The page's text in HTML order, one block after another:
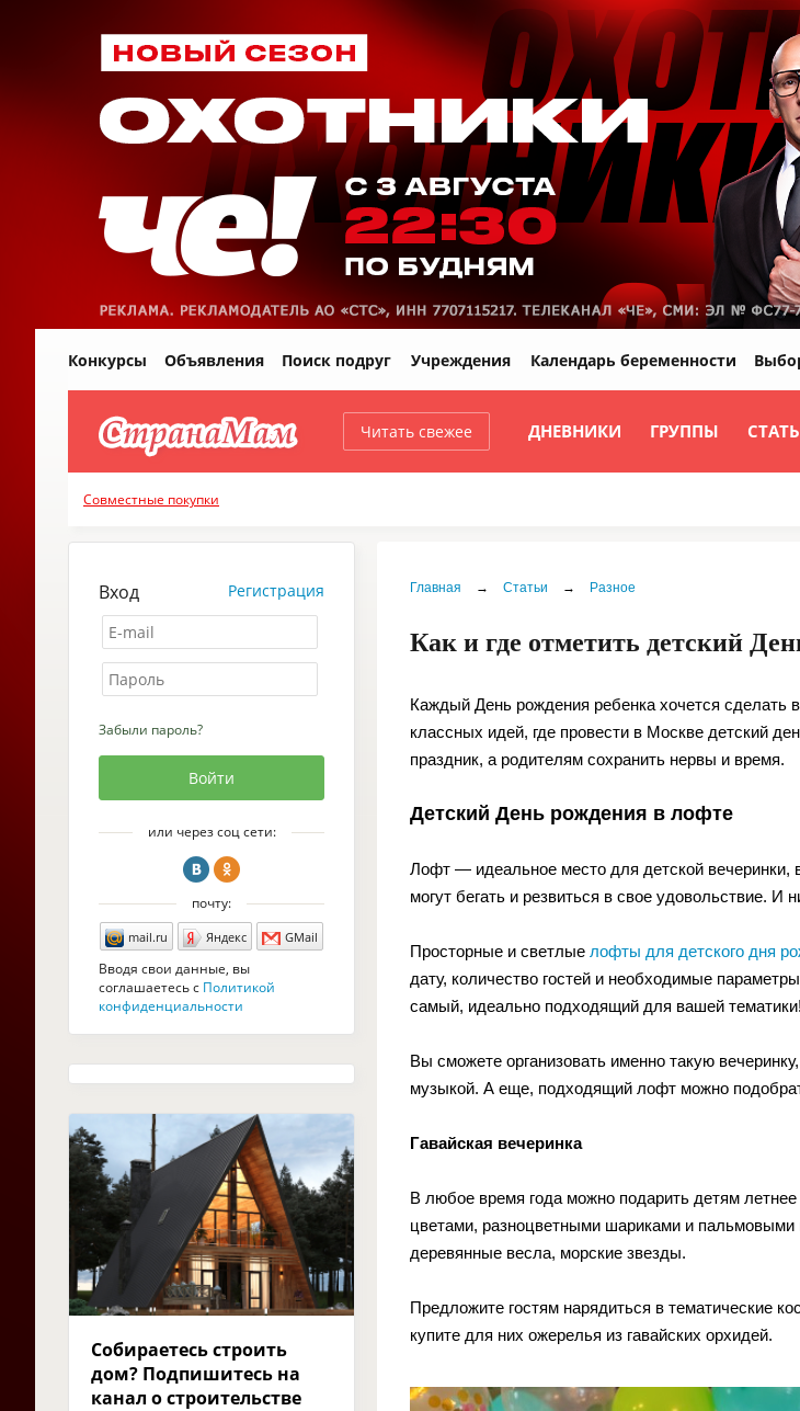
Читать свежее ДНЕВНИКИ ГРУППЫ
Конкурсы Объявления Поиск подруг Учреждения Календарь беременности
Совместные покупки
Главная → Статьи → Разное
Как и где отметить детский
Каждый День рождения ребенка хочется
классных идей, где провести в Москве детский
праздник, а родителям сохранить нервы и время.
Детский День рождения в лофте
Лофт — идеальное место для детской вечеринки,
могут бегать и резвиться в свое удовольствие.
Просторные и светлые лофты для детского дня
дату, количество гостей и необходимые
самый, идеально подходящий для вашей тематики!
Вы сможете организовать именно такую
музыкой. А еще, подходящий лофт можно
Гавайская вечеринка
В любое время года можно подарить детям
цветами, разноцветными шариками и
деревянные весла, морские звезды.
Предложите гостям нарядиться в тематические
купите для них ожерелья из гавайских орхидей.
Вход Регистрация
Забыли пароль?
или через соц сети:
почту:
mail.ru Яндекс GMail
Вводя свои данные, вы
соглашаетесь с Политикой
конфиденциальности
Собираетесь строить
дом? Подпишитесь на
канал о строительстве